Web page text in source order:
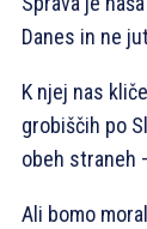
Danes in ne
K njej nas
grobiščih po
obeh straneh
Ali bomo